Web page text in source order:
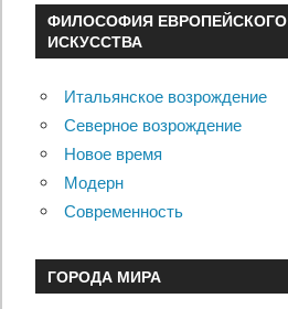
ФИЛОСОФИЯ ЕВРОПЕЙСКОГО
ИСКУССТВА
Итальянское возрождение
Северное возрождение
Новое время
Модерн
Современность
ГОРОДА МИРА